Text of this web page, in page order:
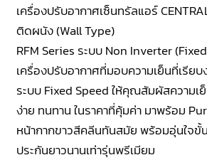
เครื่องปรับอากาศเซ็นทรัลแอร์
ติดผนัง (Wall Type)
RFM Series ระบบ Non Inverter
เครื่องปรับอากาศที่มอบความเย็นที่เรีย
ระบบ Fixed Speed ให้คุณสัมผัสความเ
ง่าย ทนทาน ในราคาที่คุ้มค่า มาพร้อม
หน้ากากขาวสีคลีนทันสมัย พร้อมอุ่นใจ
ประกันยาวนานเท่ารุ่นพรีเมียม